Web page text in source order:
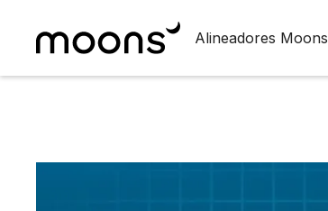
Alineadores Moons